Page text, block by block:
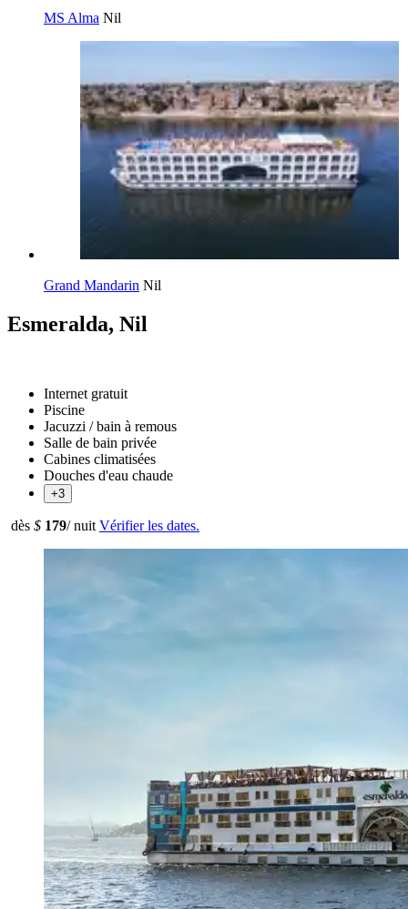
MS Alma Nil
Grand Mandarin Nil
Esmeralda, Nil
Internet gratuit
Piscine
Jacuzzi / bain à remous
Salle de bain privée
Cabines climatisées
Douches d'eau chaude
+3
dès $ 179/ nuit Vérifier les dates.